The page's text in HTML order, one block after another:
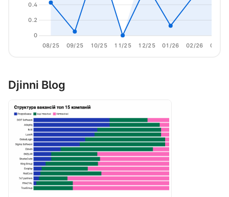
08/25 09/25 10/25 11/25 12/25 01/26 02/26 03/26
0
0.2
0.4
Djinni Blog